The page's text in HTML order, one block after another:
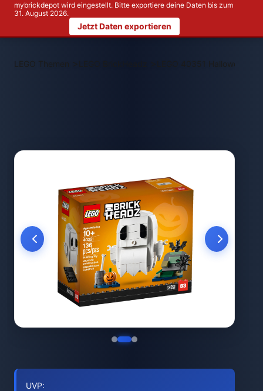
mybrickdepot wird eingestellt. Bitte exportiere deine Daten bis zum
31. August 2026.
Jetzt Daten exportieren
LEGO Themen > LEGO 40351 Halloween-
UVP: